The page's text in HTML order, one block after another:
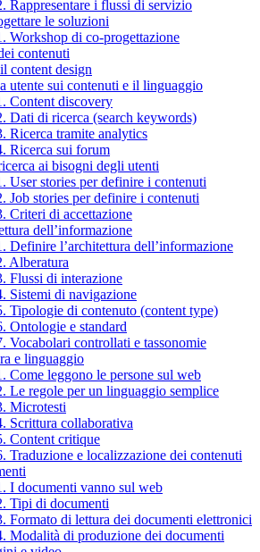
Rappresentare i flussi di servizio
le soluzioni
Workshop di co-progettazione
contenuti
content design
utente sui contenuti e il linguaggio
Content discovery
Dati di ricerca (search keywords)
Ricerca tramite analytics
Ricerca sui forum
ai bisogni degli utenti
User stories per definire i contenuti
Job stories per definire i contenuti
Criteri di accettazione
dell’informazione
Definire l’architettura dell’informazione
Alberatura
Flussi di interazione
Sistemi di navigazione
Tipologie di contenuto (content type)
Ontologie e standard
Vocabolari controllati e tassonomie
e linguaggio
Come leggono le persone sul web
Le regole per un linguaggio semplice
Microtesti
Scrittura collaborativa
Content critique
Traduzione e localizzazione dei contenuti
I documenti vanno sul web
Tipi di documenti
Formato di lettura dei documenti elettronici
Modalità di produzione dei documenti